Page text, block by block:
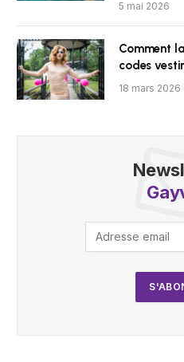
5 mai 2026
Comment
codes
18 mars 2026